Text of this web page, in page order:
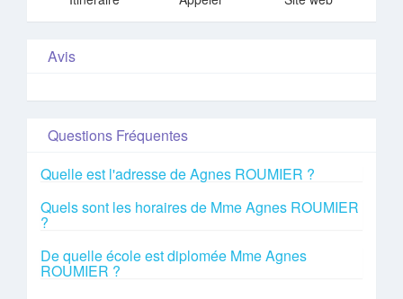
Avis
Questions Fréquentes
Quelle est l'adresse de Agnes ROUMIER ?
Quels sont les horaires de Mme Agnes ROUMIER
?
De quelle école est diplomée Mme Agnes
ROUMIER ?